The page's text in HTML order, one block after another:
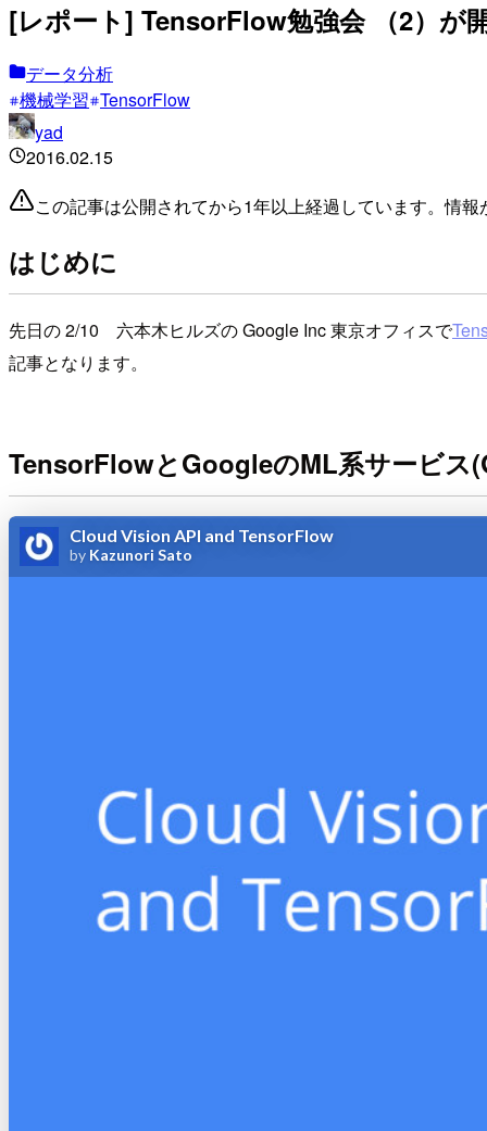
[レポート] TensorFlow勉強会 （2）が
データ分析
機械学習 TensorFlow
yad
2016.02.15
この記事は公開されてから1年以上経過しています。情
はじめに
先日の 2/10 六本木ヒルズの Google Inc 東京オフィスで
記事となります。
TensorFlowとGoogleのML系サービス